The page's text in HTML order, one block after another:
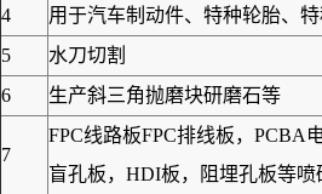
4
用于汽车制动件、特种轮胎、
5
水刀切割
6
生产斜三角抛磨块研磨石等
7
FPC线路板FPC排线板，PCBA
盲孔板，HDI板，阻埋孔板等喷